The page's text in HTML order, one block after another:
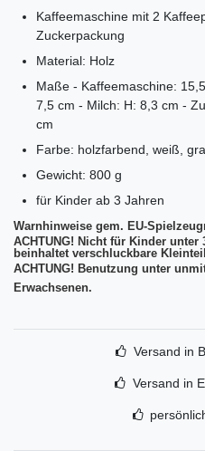
Kaffeemaschine mit 2
Zuckerpackung
Material: Holz
Maße - Kaffeemaschine:
7,5 cm - Milch: H: 8,3 cm -
cm
Farbe: holzfarbend, weiß,
Gewicht: 800 g
für Kinder ab 3 Jahren
Warnhinweise gem. EU-
ACHTUNG! Nicht für Kinder unter
beinhaltet verschluckbare
ACHTUNG! Benutzung unter
Erwachsenen.
Versand in
Versand in